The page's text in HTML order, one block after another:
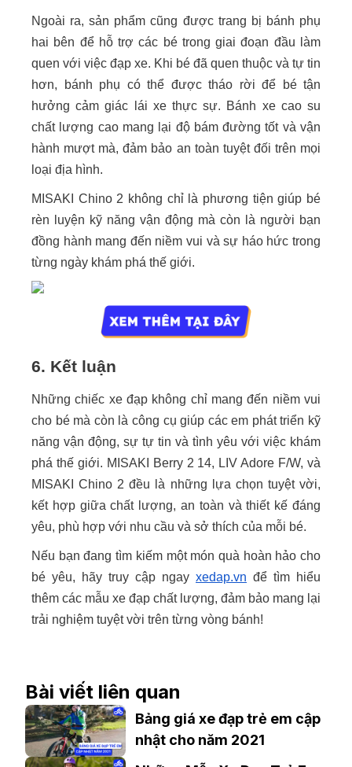
Ngoài ra, sản phẩm cũng được trang bị bánh phụ
hai bên để hỗ trợ các bé trong giai đoạn đầu làm
quen với việc đạp xe. Khi bé đã quen thuộc và tự tin
hơn, bánh phụ có thể được tháo rời để bé tận
hưởng cảm giác lái xe thực sự. Bánh xe cao su
chất lượng cao mang lại độ bám đường tốt và vận
hành mượt mà, đảm bảo an toàn tuyệt đối trên mọi
loại địa hình.
MISAKI Chino 2 không chỉ là phương tiện giúp bé
rèn luyện kỹ năng vận động mà còn là người bạn
đồng hành mang đến niềm vui và sự háo hức trong
từng ngày khám phá thế giới.
6. Kết luận
Những chiếc xe đạp không chỉ mang đến niềm vui
cho bé mà còn là công cụ giúp các em phát triển kỹ
năng vận động, sự tự tin và tình yêu với việc khám
phá thế giới. MISAKI Berry 2 14, LIV Adore F/W, và
MISAKI Chino 2 đều là những lựa chọn tuyệt vời,
kết hợp giữa chất lượng, an toàn và thiết kế đáng
yêu, phù hợp với nhu cầu và sở thích của mỗi bé.
Nếu bạn đang tìm kiếm một món quà hoàn hảo cho
bé yêu, hãy truy cập ngay xedap.vn để tìm hiểu
thêm các mẫu xe đạp chất lượng, đảm bảo mang lại
trải nghiệm tuyệt vời trên từng vòng bánh!
Bài viết liên quan
Bảng giá xe đạp trẻ em cập
nhật cho năm 2021